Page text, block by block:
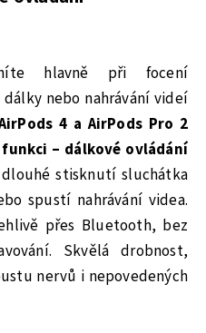
hlavně při focení
nebo nahrávání videí
4 a AirPods Pro 2
– dálkové ovládání
stisknutí sluchátka
spustí nahrávání videa.
přes Bluetooth, bez
Skvělá drobnost,
nervů i nepovedených